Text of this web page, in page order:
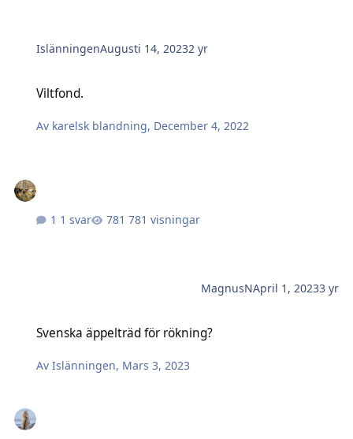
IslänningenAugusti 14, 20232 yr
Viltfond.
Av karelsk blandning, December 4, 2022
1 svar 781 visningar
MagnusNApril 1, 20233 yr
Svenska äppelträd för rökning?
AvIslänningen, Mars 3, 2023